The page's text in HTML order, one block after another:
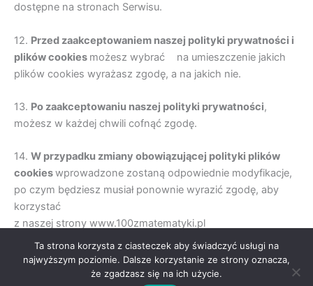
dostępne na stronach Serwisu.
12. Przed zaakceptowaniem naszej polityki prywatności i
plików cookies możesz wybrać na umieszczenie jakich
plików cookies wyrażasz zgodę, a na jakich nie.
13. Po zaakceptowaniu naszej polityki prywatności,
możesz w każdej chwili cofnąć zgodę.
14. W przypadku zmiany obowiązującej polityki plików
cookieswprowadzone zostaną odpowiednie modyfikacje,
po czym będziesz musiał ponownie wyrazić zgodę, aby
korzystać
z naszej strony www.100zmatematyki.pl
Wszelkie prawa zastrzeżone © 2026 "100 z matematyki" -
Polityka prywatności -Regulamin
Ta strona korzysta z ciasteczek aby świadczyć usługi na
najwyższym poziomie. Dalsze korzystanie ze strony oznacza,
że zgadzasz się na ich użycie.